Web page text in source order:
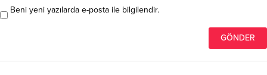
Beni yeni yazılarda e-posta ile bilgilendir.